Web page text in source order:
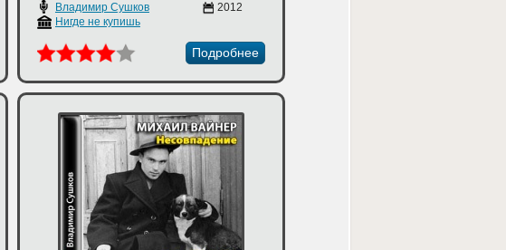
Владимир Сушков
Нигде не купишь
2012
Подробнее